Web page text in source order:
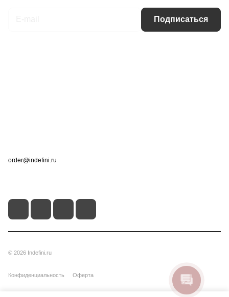
Подписаться
order@indefini.ru
© 2026 Indefini.ru
Конфиденциальность Оферта